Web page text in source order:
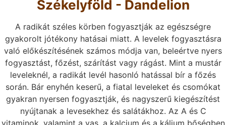
Székelyföld - Dandelion
A radikát széles körben fogyasztják az egészségre
gyakorolt jótékony hatásai miatt. A levelek fogyasztásra
való előkészítésének számos módja van, beleértve nyers
fogyasztást, főzést, szárítást vagy rágást. Mint a mustár
leveleknél, a radikát levél hasonló hatással bír a főzés
során. Bár enyhén keserű, a fiatal leveleket és csomókat
gyakran nyersen fogyasztják, és nagyszerű kiegészítést
nyújtanak a levesekhez és salátákhoz. Az A és C
vitaminok, valamint a vas, a kalcium és a kálium bőségben